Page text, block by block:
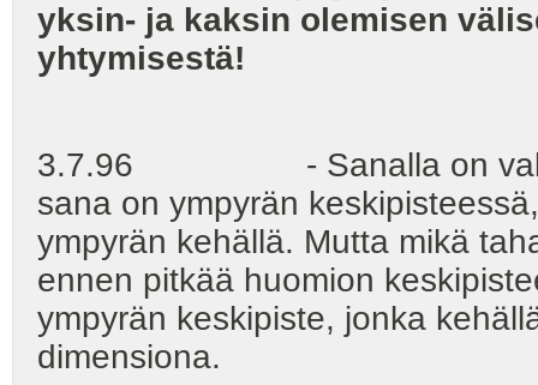
yksin- ja kaksin olemisen
yhtymisestä!
3.7.96 - Sanalla on valo-
sana on ympyrän
ympyrän kehällä. Mutta mikä
ennen pitkää huomion
ympyrän keskipiste, jonka
dimensiona.